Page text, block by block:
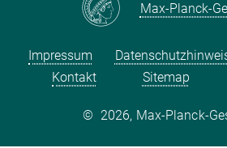
Max-Planck-
Impressum
Kontakt
Sitemap
© 2026, Max-Planck-